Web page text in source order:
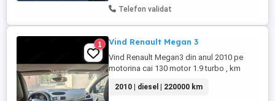
Telefon validat
1 Vind Renault Megan 3
Vind Renault Megan3 din anul 2010 pe
motorina cai 130 motor 1.9 turbo , km
filtre motorina și polen ,cauciucuri vara +
2010 | diesel | 220000 km